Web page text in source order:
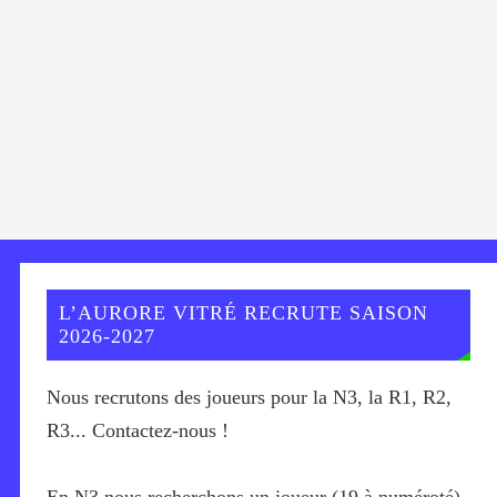
L’AURORE VITRÉ RECRUTE SAISON
2026-2027
Nous recrutons des joueurs pour la N3, la R1, R2,
R3... Contactez-nous !